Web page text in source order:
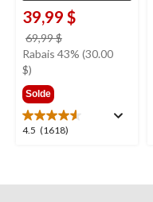
39,99 $
69,99 $
était
Rabais 43% (30.00
$)
Solde
4.5 (1618)
4.5